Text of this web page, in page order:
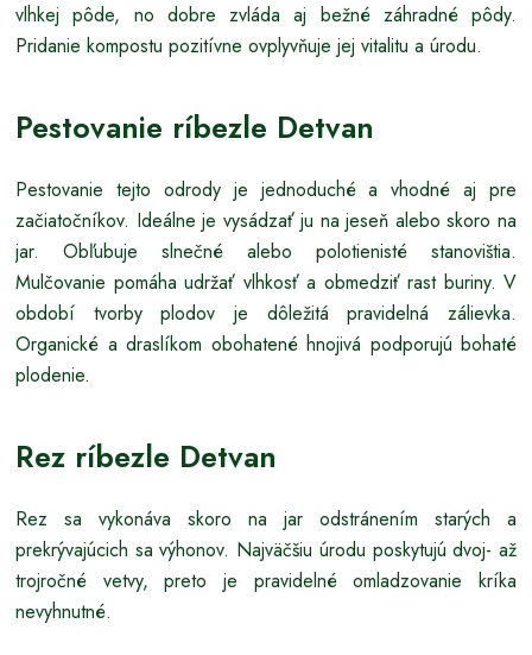
vlhkej pôde, no dobre zvláda aj bežné záhradné pôdy.
Pridanie kompostu pozitívne ovplyvňuje jej vitalitu a úrodu.
Pestovanie ríbezle Detvan
Pestovanie tejto odrody je jednoduché a vhodné aj pre
začiatočníkov. Ideálne je vysádzať ju na jeseň alebo skoro na
jar. Obľubuje slnečné alebo polotienisté stanovištia.
Mulčovanie pomáha udržať vlhkosť a obmedziť rast buriny. V
období tvorby plodov je dôležitá pravidelná zálievka.
Organické a draslíkom obohatené hnojivá podporujú bohaté
plodenie.
Rez ríbezle Detvan
Rez sa vykonáva skoro na jar odstránením starých a
prekrývajúcich sa výhonov. Najväčšiu úrodu poskytujú dvoj- až
trojročné vetvy, preto je pravidelné omladzovanie kríka
nevyhnutné.